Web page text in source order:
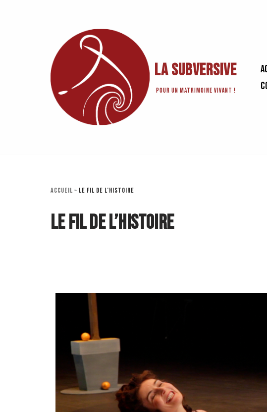
La Subversive
Pour un matrimoine vivant !
Accueil » Le Fil de l’histoire
Le Fil de l’histoire